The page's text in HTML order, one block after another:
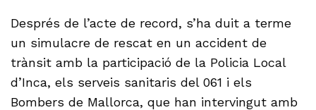
Després de l’acte de record, s’ha duit a terme
un simulacre de rescat en un accident de
trànsit amb la participació de la Policia Local
d’Inca, els serveis sanitaris del 061 i els
Bombers de Mallorca, que han intervingut amb